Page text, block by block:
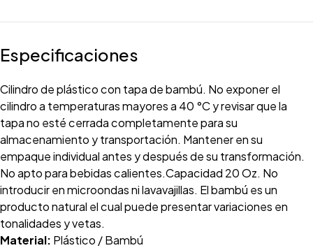
Especificaciones
Cilindro de plástico con tapa de bambú. No exponer el
cilindro a temperaturas mayores a 40 °C y revisar que la
tapa no esté cerrada completamente para su
almacenamiento y transportación. Mantener en su
empaque individual antes y después de su transformación.
No apto para bebidas calientes.Capacidad 20 Oz. No
introducir en microondas ni lavavajillas. El bambú es un
producto natural el cual puede presentar variaciones en
tonalidades y vetas.
Material: Plástico / Bambú